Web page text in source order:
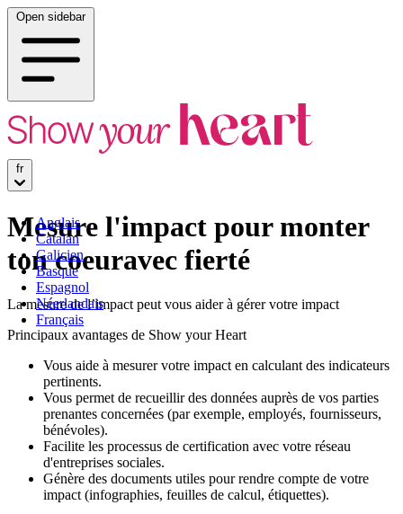
Open sidebar
fr
Anglais
Catalan
Galicien
Basque
Espagnol
Néerlandais
Français
Mesure l'impact pour monter
ton coeuravec fierté
La mesure de l’impact peut vous aider à gérer votre impact
Principaux avantages de Show your Heart
Vous aide à mesurer votre impact en calculant des indicateurs
pertinents.
Vous permet de recueillir des données auprès de vos parties
prenantes concernées (par exemple, employés, fournisseurs,
bénévoles).
Facilite les processus de certification avec votre réseau
d'entreprises sociales.
Génère des documents utiles pour rendre compte de votre
impact (infographies, feuilles de calcul, étiquettes).